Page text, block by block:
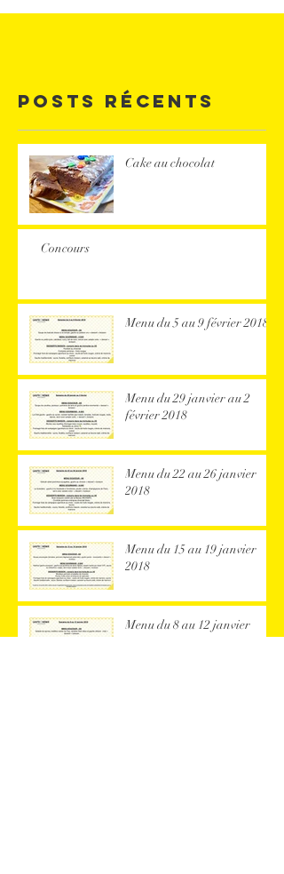
Posts Récents
Cake au chocolat
Concours
Menu du 5 au 9 février 2018
Menu du 29 janvier au 2
février 2018
Menu du 22 au 26 janvier
2018
Menu du 15 au 19 janvier
2018
Menu du 8 au 12 janvier